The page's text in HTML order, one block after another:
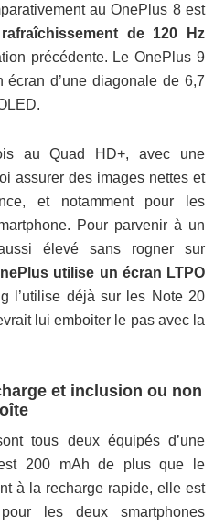
au OnePlus 8 est
de 120 Hz
précédente. Le OnePlus 9
écran d’une diagonale de 6,7
au Quad HD+, avec une
assurer des images nettes et
et notamment pour les
Pour parvenir à un
élevé sans rogner sur
utilise un écran LTPO
l’utilise déjà sur les Note 20
lui emboiter le pas avec la
et inclusion ou non
tous deux équipés d’une
200 mAh de plus que le
à la recharge rapide, elle est
pour les deux smartphones